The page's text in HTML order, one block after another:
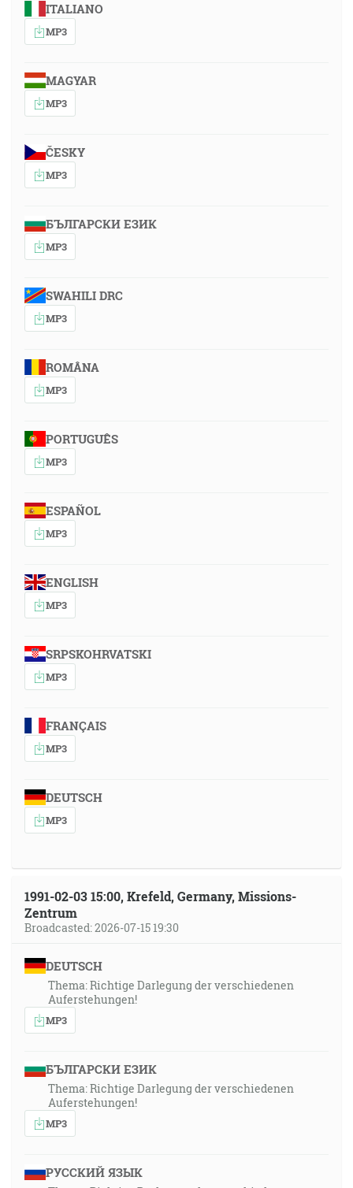
ITALIANO
MP3
MAGYAR
MP3
ČESKY
MP3
БЪЛГАРСКИ ЕЗИК
MP3
SWAHILI DRC
MP3
ROMÂNA
MP3
PORTUGUÊS
MP3
ESPAÑOL
MP3
ENGLISH
MP3
SRPSKOHRVATSKI
MP3
FRANÇAIS
MP3
DEUTSCH
MP3
1991-02-03 15:00, Krefeld, Germany, Missions-
Zentrum
Broadcasted: 2026-07-15 19:30
DEUTSCH
Thema: Richtige Darlegung der verschiedenen
Auferstehungen!
MP3
БЪЛГАРСКИ ЕЗИК
Thema: Richtige Darlegung der verschiedenen
Auferstehungen!
MP3
РУССКИЙ ЯЗЫК